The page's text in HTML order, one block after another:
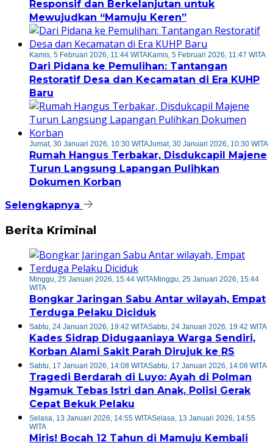
Responsif dan Berkelanjutan untuk
Mewujudkan “Mamuju Keren”
Kamis, 5 Februari 2026, 11:44 WITAKamis, 5 Februari 2026, 11:47 WITA
Dari Pidana ke Pemulihan: Tantangan
Restoratif Desa dan Kecamatan di Era KUHP
Baru
Jumat, 30 Januari 2026, 10:30 WITAJumat, 30 Januari 2026, 10:30 WITA
Rumah Hangus Terbakar, Disdukcapil Majene
Turun Langsung Lapangan Pulihkan
Dokumen Korban
Selengkapnya
Berita Kriminal
Minggu, 25 Januari 2026, 15:44 WITAMinggu, 25 Januari 2026, 15:44
WITA
Bongkar Jaringan Sabu Antar wilayah, Empat
Terduga Pelaku Diciduk
Sabtu, 24 Januari 2026, 19:42 WITASabtu, 24 Januari 2026, 19:42 WITA
Kades Sidrap Didugaaniaya Warga Sendiri,
Korban Alami Sakit Parah Dirujuk ke RS
Sabtu, 17 Januari 2026, 14:08 WITASabtu, 17 Januari 2026, 14:08 WITA
Tragedi Berdarah di Luyo: Ayah di Polman
Ngamuk Tebas Istri dan Anak, Polisi Gerak
Cepat Bekuk Pelaku
Selasa, 13 Januari 2026, 14:55 WITASelasa, 13 Januari 2026, 14:55
WITA
Miris! Bocah 12 Tahun di Mamuju Kembali